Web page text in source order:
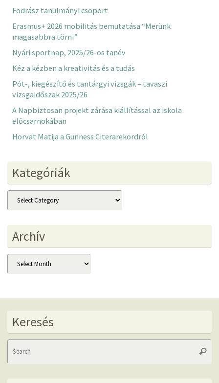
Fodrász tanulmányi csoport
Erasmus+ 2026 mobilitás bemutatása “Merünk
magasabbra törni”
Nyári sportnap, 2025/26-os tanév
Kéz a kézben a kreativitás és a tudás
Pót-, kiegészítő és tantárgyi vizsgák – tavaszi
vizsgaidőszak 2025/26
A Napbiztosan projekt zárása kiállítással az iskola
előcsarnokában
Horvat Matija a Gunness Citerarekordról
Kategóriák
Kategóriák
Archív
Archív
Keresés